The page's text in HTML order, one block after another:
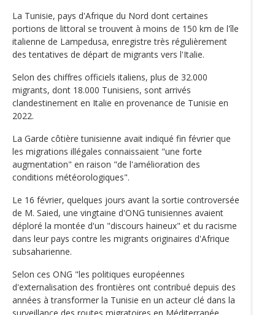
La Tunisie, pays d'Afrique du Nord dont certaines
portions de littoral se trouvent à moins de 150 km de l'île
italienne de Lampedusa, enregistre très régulièrement
des tentatives de départ de migrants vers l'Italie.
Selon des chiffres officiels italiens, plus de 32.000
migrants, dont 18.000 Tunisiens, sont arrivés
clandestinement en Italie en provenance de Tunisie en
2022.
La Garde côtière tunisienne avait indiqué fin février que
les migrations illégales connaissaient "une forte
augmentation" en raison "de l'amélioration des
conditions météorologiques".
Le 16 février, quelques jours avant la sortie controversée
de M. Saied, une vingtaine d'ONG tunisiennes avaient
déploré la montée d'un "discours haineux" et du racisme
dans leur pays contre les migrants originaires d'Afrique
subsaharienne.
Selon ces ONG "les politiques européennes
d'externalisation des frontières ont contribué depuis des
années à transformer la Tunisie en un acteur clé dans la